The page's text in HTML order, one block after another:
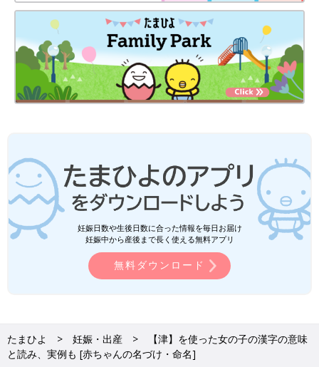
妊娠日数や生後日数に合った情報を毎日お届け
妊娠中から産後まで長く使える無料アプリ
無料ダウンロード
たまひよ 妊娠・出産
【津】を使った女の子の漢字の意味
と読み、実例も [赤ちゃんの名づけ・命名]